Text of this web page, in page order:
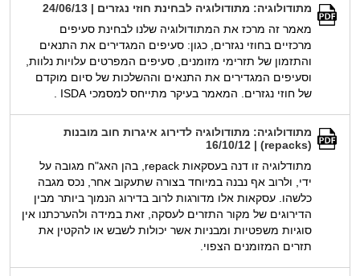
מתודולוגיה: מתודולוגיה לבחינת חוזי נגזרים | 24/06/13
מאמר זה מרכז את המתודולוגיה שלנו לבחינת סעיפים
מרכזיים בחוזי נגזרים, כגון: סעיפים המגדירים את התנאים
והתזמון של תזרימי מזומנים, סעיפים המפרטים עלויות נלוות,
וסעיפים המגדירים את התנאים וההשלכות של סיום מוקדם
של חוזי נגזרים. המאמר בעיקר מתייחס למסמכי ISDA .
מתודולוגיה: מתודולוגיה לדירוג איגרות חוב מובנות
(repacks) | 16/10/12
מתודלוגיה זו דנה בעסקאות repack, בהן האג"ח מגובה על
ידי, ולרוב אף נבנה במיוחד בצורה שתעקוב אחר, נכס מגבה
כלשהו. עסקאות אלו מדורגות לרוב בדירוג הנמוך ביותר מבין
הדירוגים של מקור התזרים לעסקה, זאת במידה ולהערכתנו אין
סוגיות משפטיות ומבניות אשר יכולות לשבש או להקטין את
תזרים המזומנים הצפוי.